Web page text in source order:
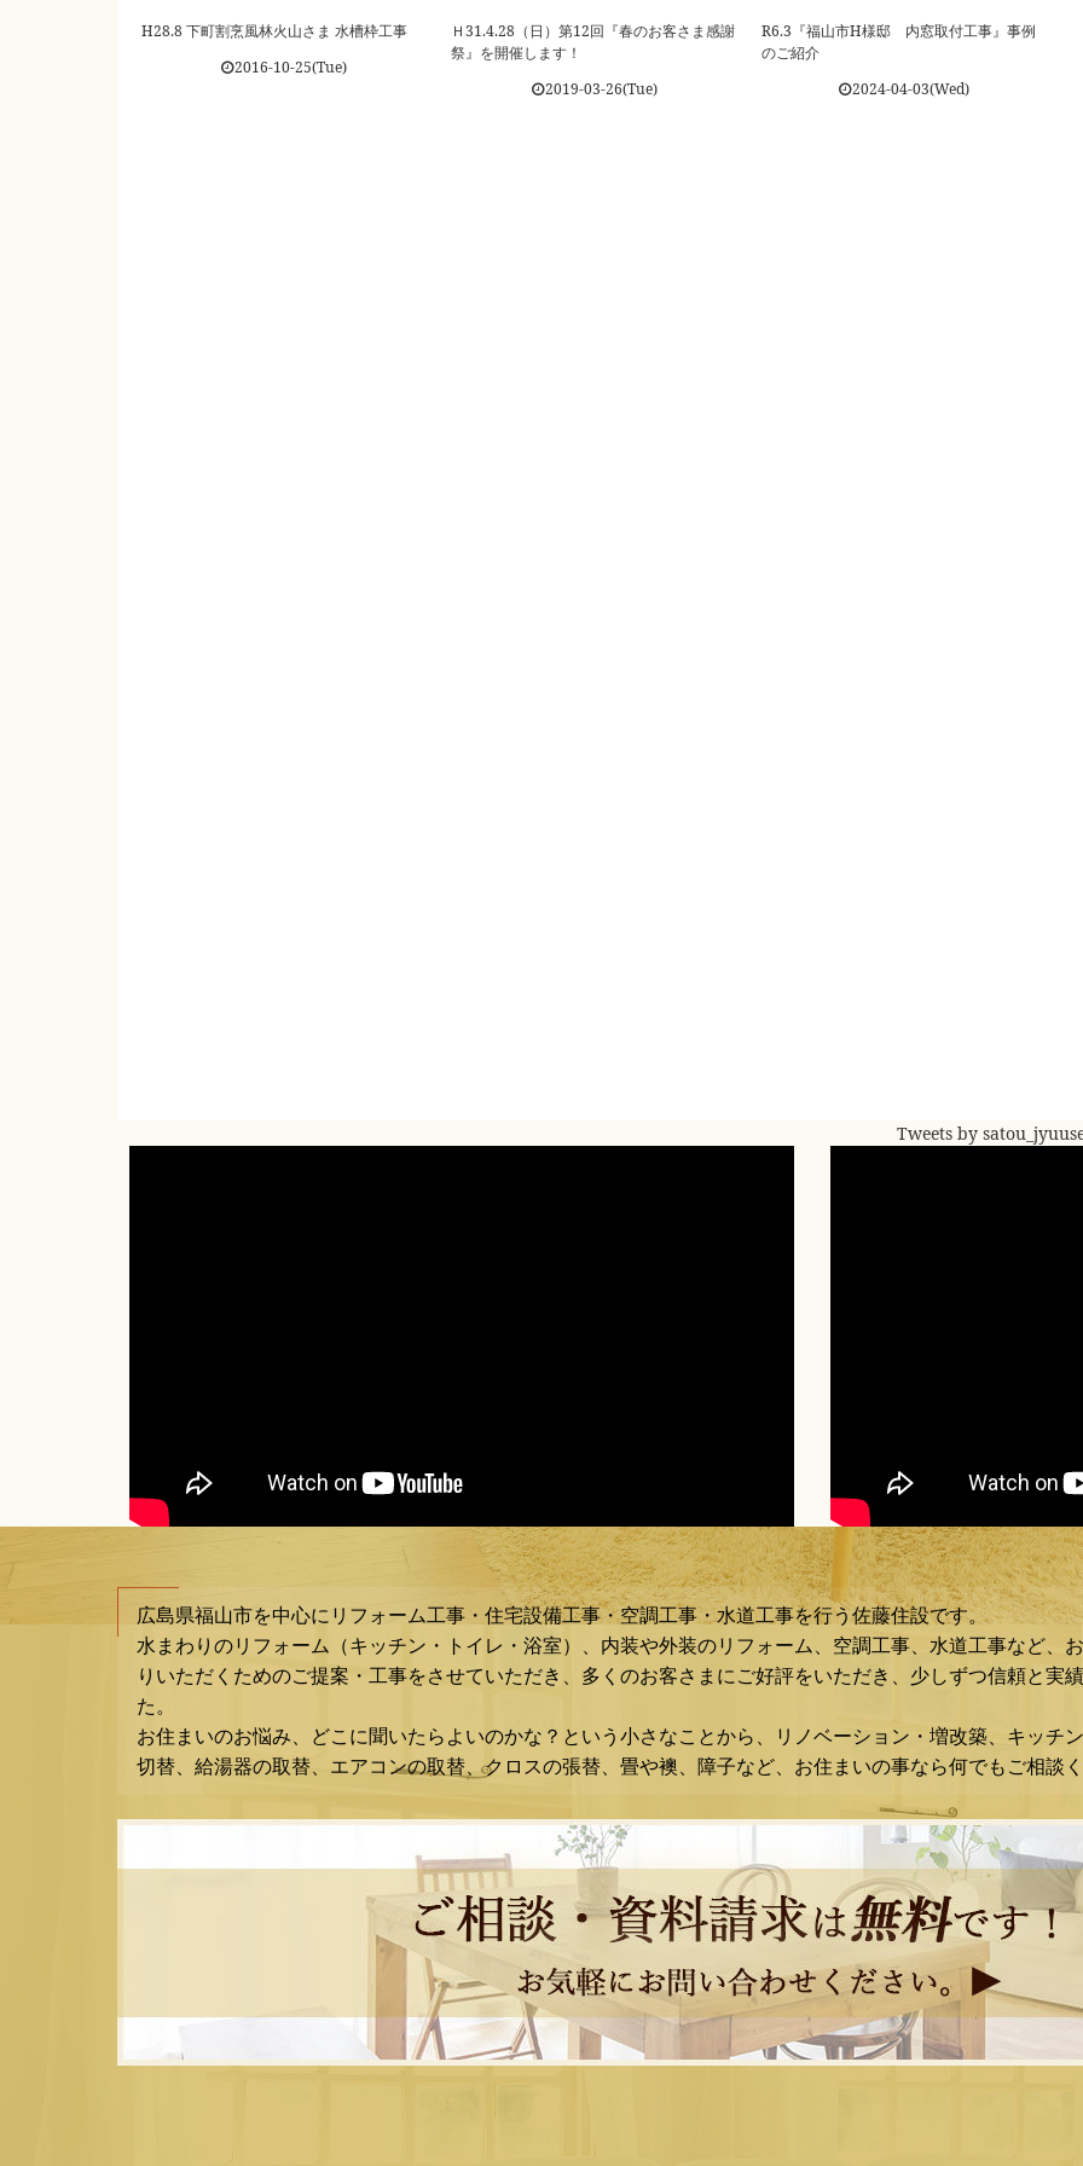
H28.8 下町割烹風林火山さま 水槽枠工事
2016-10-25(Tue)
Ｈ31.4.28（日）第12回『春のお客さま感謝
祭』を開催します！
2019-03-26(Tue)
R6.3『福山市H様邸 内窓取付工事』事例
のご紹介
2024-04-03(Wed)
Tweets by
広島県福山市を中心にリフォーム工事・住宅設備工事・空調工事・水道工事を行う佐藤住設です。
水まわりのリフォーム（キッチン・トイレ・浴室）、内装や外装のリフォーム、空調工事、水道工事など、
りいただくためのご提案・工事をさせていただき、多くのお客さまにご好評をいただき、少しずつ信頼と実
た。
お住まいのお悩み、どこに聞いたらよいのかな？という小さなことから、リノベーション・増改築、キッチ
切替、給湯器の取替、エアコンの取替、クロスの張替、畳や襖、障子など、お住まいの事なら何でもご相談